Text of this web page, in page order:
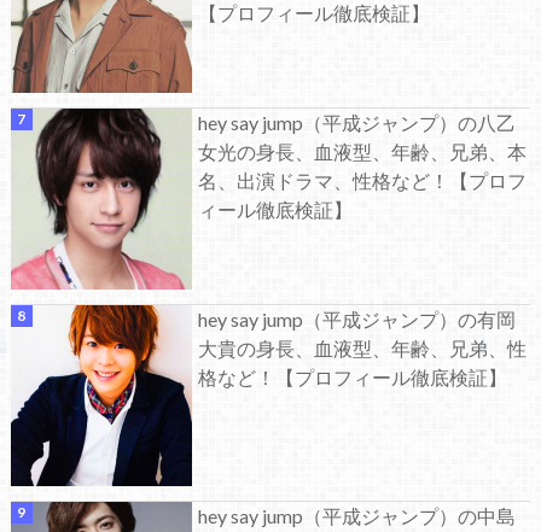
【プロフィール徹底検証】
hey say jump（平成ジャンプ）の八乙
女光の身長、血液型、年齢、兄弟、本
名、出演ドラマ、性格など！【プロフ
ィール徹底検証】
hey say jump（平成ジャンプ）の有岡
大貴の身長、血液型、年齢、兄弟、性
格など！【プロフィール徹底検証】
hey say jump（平成ジャンプ）の中島